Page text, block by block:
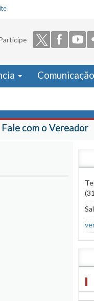
Comunicação
Fale com o Vereador